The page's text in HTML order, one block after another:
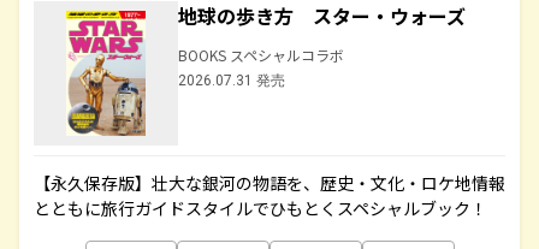
地球の歩き方 スター・ウォーズ
BOOKS スペシャルコラボ
2026.07.31 発売
【永久保存版】壮大な銀河の物語を、歴史・文化・ロケ地情報
とともに旅行ガイドスタイルでひもとくスペシャルブック！